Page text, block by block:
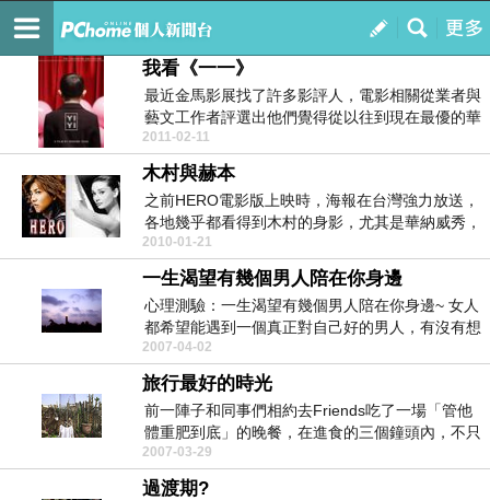
我的
訂閱
哈比人的半穴居
我看《一一》
最近金馬影展找了許多影評人，電影相關從業者與
藝文工作者評選出他們覺得從以往到現在最優的華
語電影(30...
2011-02-11
木村與赫本
之前HERO電影版上映時，海報在台灣強力放送，
各地幾乎都看得到木村的身影，尤其是華納威秀，
男生上廁所...
2010-01-21
一生渴望有幾個男人陪在你身邊
心理測驗：一生渴望有幾個男人陪在你身邊~ 女人
都希望能遇到一個真正對自己好的男人，有沒有想
過你...
2007-04-02
旅行最好的時光
前一陣子和同事們相約去Friends吃了一場「管他
體重肥到底」的晚餐，在進食的三個鐘頭內，不只
讓...
2007-03-29
過渡期?